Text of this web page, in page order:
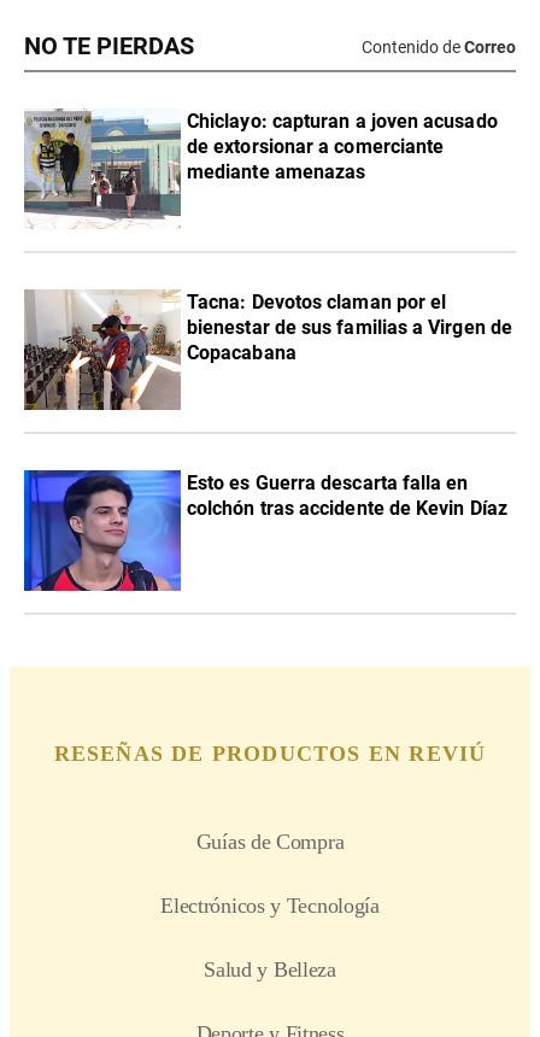
NO TE PIERDAS Contenido deCorreo
Chiclayo: capturan a joven acusado
de extorsionar a comerciante
mediante amenazas
Tacna: Devotos claman por el
bienestar de sus familias a Virgen de
Copacabana
Esto es Guerra descarta falla en
colchón tras accidente de Kevin Díaz